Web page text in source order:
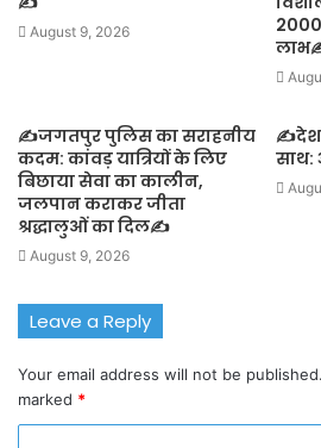
August 9, 2026
✍️जगतपुर पुलिस का सराहनीय
कदम: कांवड़ यात्रियों के लिए
बिछाया सेवा का कालीन,
जलपान कराकर जीता
श्रद्धालुओं का दिल✍️
August 9, 2026
✍️देश
Leave a Reply
Your email address will not be published.
marked *